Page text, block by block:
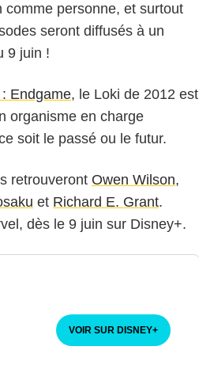
personne, et surtout
seront diffusés à un
9 juin !
Endgame, le Loki de 2012 est
organisme en charge
soit le passé ou le futur.
retrouveront Owen Wilson,
et Richard E. Grant.
dès le 9 juin sur Disney+.
Mosaku
VOIR SUR DISNEY+